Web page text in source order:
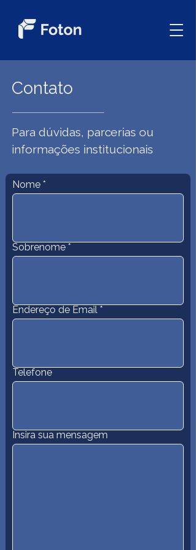
Contato
Para dúvidas, parcerias ou
informações institucionais
Nome
Sobrenome
Endereço de Email
Telefone
Insira sua mensagem